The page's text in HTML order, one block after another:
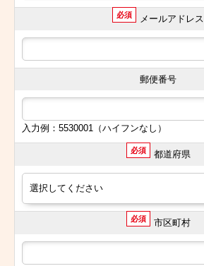
必須 メールアドレス
郵便番号
入力例：5530001（ハイフンなし）
必須 都道府県
必須 市区町村